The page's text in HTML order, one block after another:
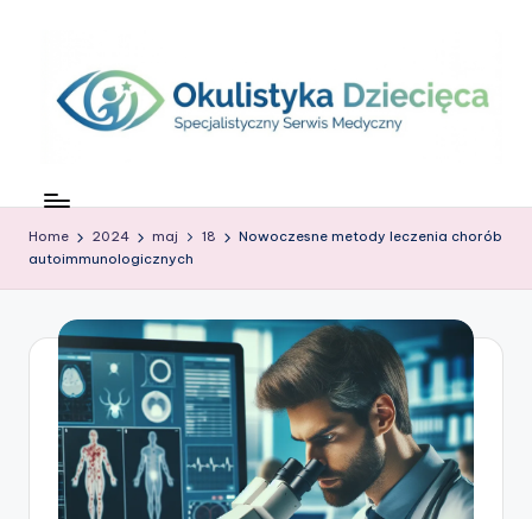
content
z
k
o
w
G
o
Home 2024 maj 18
Nowoczesne metody leczenia chorób
autoimmunologicznych